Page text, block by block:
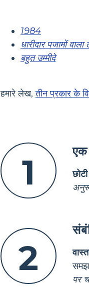
1984
धारीदार पजामों
बहुत उम्मीदे
हमारे लेख,तीन प्रकार के
1
एक
2
पर